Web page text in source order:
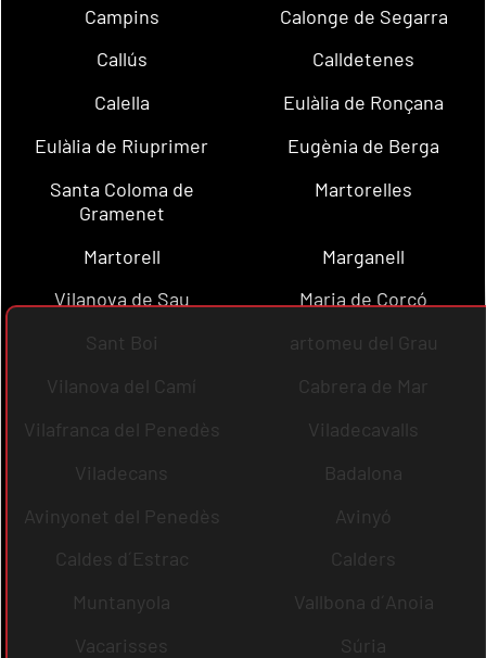
Campins
Calonge de Segarra
Callús
Calldetenes
Calella
Eulàlia de Ronçana
Eulàlia de Riuprimer
Eugènia de Berga
Santa Coloma de
Gramenet
Martorelles
Martorell
Marganell
Vilanova de Sau
Maria de Corcó
Sant Boi
artomeu del Grau
Vilanova del Camí
Cabrera de Mar
Vilafranca del Penedès
Viladecavalls
Viladecans
Badalona
Avinyonet del Penedès
Avinyó
Caldes d´Estrac
Calders
Muntanyola
Vallbona d´Anoia
Vacarisses
Súria